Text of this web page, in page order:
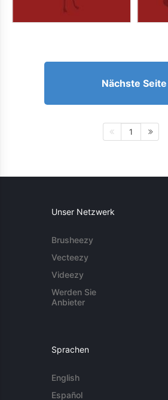
Nächste Seite
1
Unser Netzwerk
Brusheezy
Vecteezy
Videezy
Werden Sie
Anbieter
Sprachen
English
Español